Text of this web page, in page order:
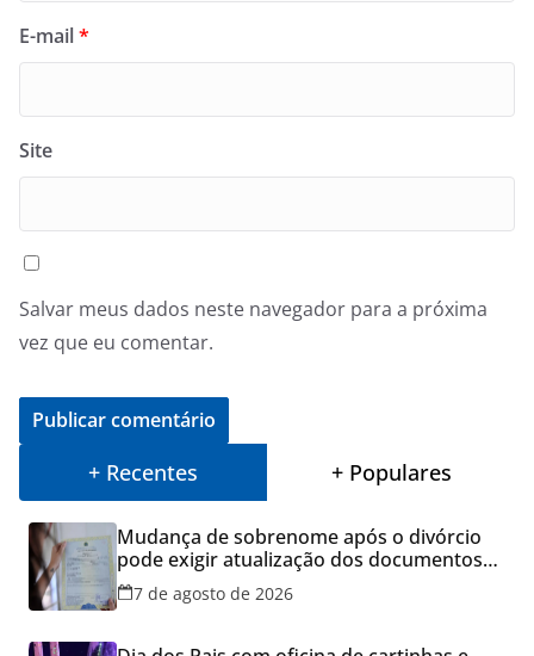
E-mail*
Site
Salvar meus dados neste navegador para a próxima
vez que eu comentar.
+ Recentes + Populares
Mudança de sobrenome após o divórcio
pode exigir atualização dos documentos
dos filhos para evitar transtornos
7 de agosto de 2026